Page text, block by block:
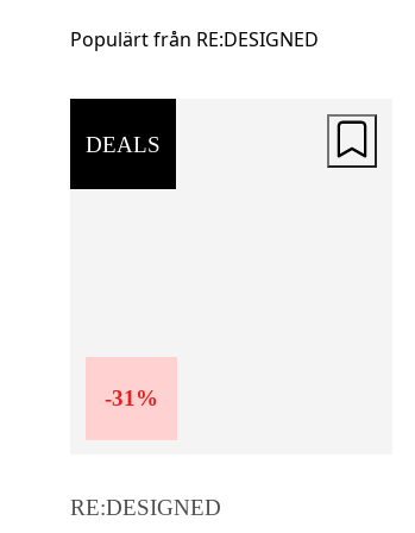
Populärt från RE:DESIGNED
DEALS
-31 %
RE:DESIGNED